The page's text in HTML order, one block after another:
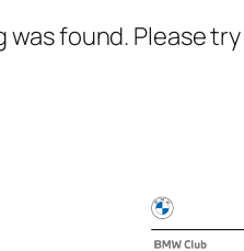
was found. Please